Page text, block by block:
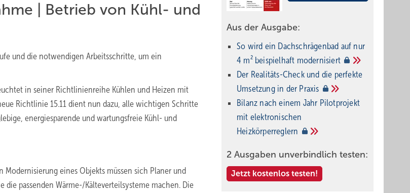
| Betrieb von Kühl- und
und die notwendigen Arbeitsschritte, um ein
in seiner Richtlinienreihe Kühlen und Heizen mit
Richtlinie 15.11 dient nun dazu, alle wichtigen Schritte
energiesparende und wartungsfreie Kühl- und
Modernisierung eines Objekts müssen sich Planer und
die passenden Wärme-/Kälteverteilsysteme machen. Die
Aus der Ausgabe:
So wird ein Dach­schrägenbad auf nur
4 m² beispielhaft modernisiert
Der Realitäts-Check und die perfekte
Umsetzung in der Praxis
Bilanz nach einem Jahr Pilotprojekt
mit elektronischen
Heizkörperreglern
2 Ausgaben unverbindlich testen:
Jetzt kostenlos testen!